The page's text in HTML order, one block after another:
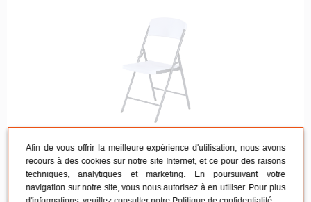
Chaise pliante LIFETIME / Blanc
50.7 x 47.9 cm
À partir de 26.50€HT
Article en stock
Afin de vous offrir la meilleure expérience d'utilisation, nous avons
recours à des cookies sur notre site Internet, et ce pour des raisons
techniques, analytiques et marketing. En poursuivant votre
navigation sur notre site, vous nous autorisez à en utiliser. Pour plus